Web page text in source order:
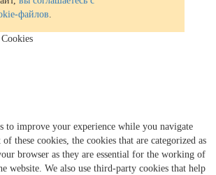
файлов.
to improve your experience while you navigate
these cookies, the cookies that are categorized as
browser as they are essential for the working of
website. We also use third-party cookies that help